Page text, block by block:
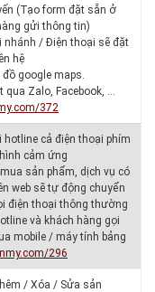
(Tạo form đặt sẵn ở
gửi thông tin)
/ Điện thoại sẽ đặt
hệ
google maps.
qua Zalo, Facebook, …
372
cả điện thoại phím
cảm ứng
sản phẩm, dịch vụ có
web sẽ tự động chuyển
điện thoại thông thường
và khách hàng gọi
mobile / máy tính bảng
296
/ Xóa / Sửa sản